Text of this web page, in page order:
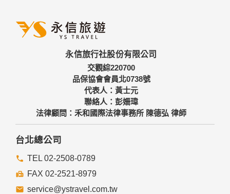
三、資料之保護
備及必要的安全防護措施，加以保護網站及您的個人資料採用
嚴格的保護措施，只由經過授權的人員才能接觸您的個人資
料，相關處理人員皆簽有保密合約，如有違反保密義務者，將
會受到相關的法律處分。
如因業務需要有必要委託其他單位提供服務時，本網站亦會嚴
格要求其遵守保密義務，並且採取必要檢查程序以確定其將確
實遵守。
四、網站對外的相關連結
提供的連結，點選進入其他網站。但該連結網站不適用本網站
的隱私權保護政策，您必須參考該連結網站中的隱私權保護政
策。
永信旅行社股份有限公司
交觀綜220700
品保協會會員北0738號
代表人：黃士元
聯絡人：彭姍瑋
法律顧問：禾和國際法律事務所 陳德弘 律師
台北總公司
TEL 02-2508-0789
FAX 02-2521-8979
service@ystravel.com.tw